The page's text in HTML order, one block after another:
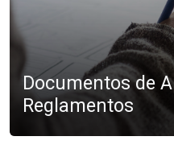
Documentos de
Reglamentos